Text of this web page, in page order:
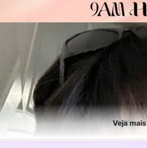
Veja mais
4,80 341K Seguidores
4,80 341K Seguidores